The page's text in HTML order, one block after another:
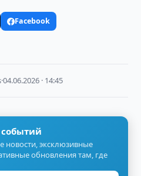
Facebook
·04.06.2026 · 14:45
событий
новости, эксклюзивные
обновления там, где